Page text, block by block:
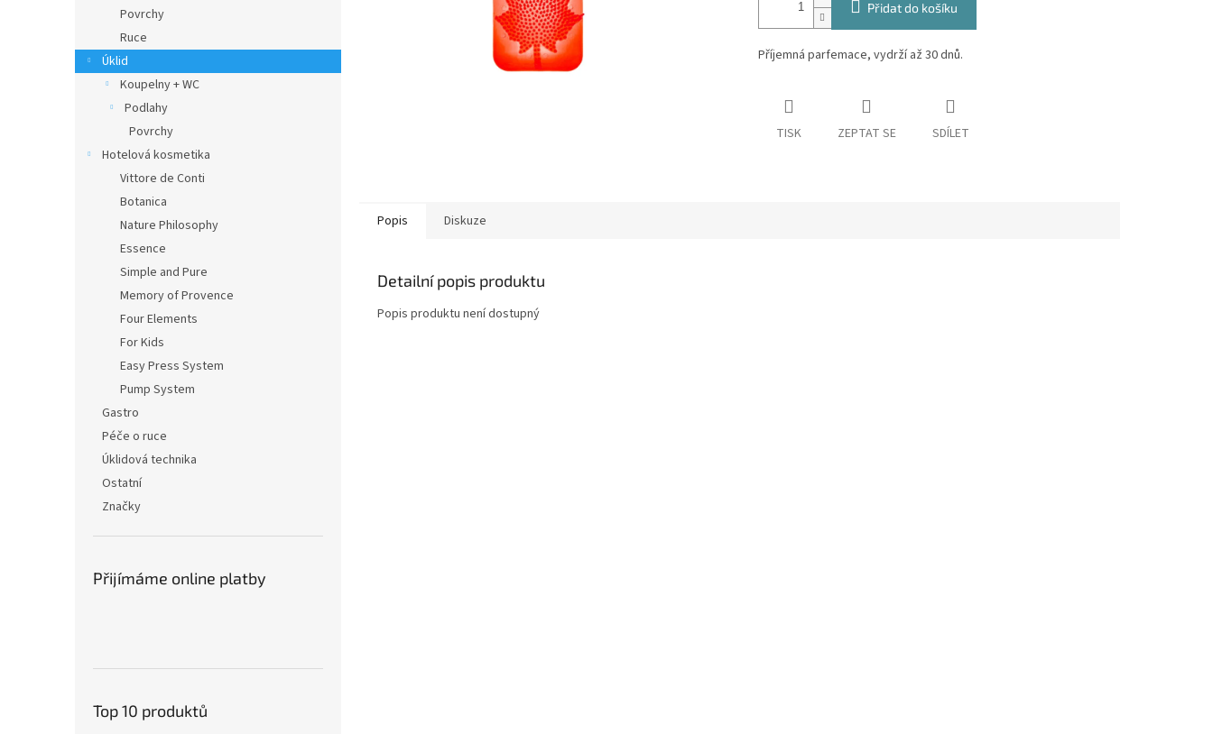
l
Povrchy
Ruce
Úklid
Koupelny + WC
Podlahy
Povrchy
Hotelová kosmetika
Vittore de Conti
Botanica
Nature Philosophy
Essence
Simple and Pure
Memory of Provence
Four Elements
For Kids
Easy Press System
Pump System
Gastro
Péče o ruce
Úklidová technika
Ostatní
Značky
Přijímáme online platby
Top 10 produktů
Přidat do košíku
Příjemná parfemace, vydrží až 30 dnů.
TISK ZEPTAT SE SDÍLET
Popis Diskuze
Detailní popis produktu
Popis produktu není dostupný